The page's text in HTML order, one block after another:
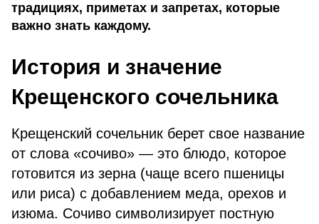
традициях, приметах и запретах, которые
важно знать каждому.
История и значение
Крещенского сочельника
Крещенский сочельник берет свое название
от слова «сочиво» — это блюдо, которое
готовится из зерна (чаще всего пшеницы
или риса) с добавлением меда, орехов и
изюма. Сочиво символизирует постную